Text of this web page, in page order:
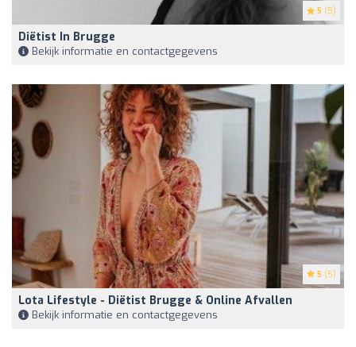
5 (5)
Diëtist In Brugge
Bekijk informatie en contactgegevens
5 (5)
Lota Lifestyle - Diëtist Brugge & Online Afvallen
Bekijk informatie en contactgegevens